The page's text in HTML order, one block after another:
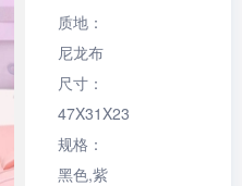
质地：
尼龙布
尺寸：
47X31X23
规格：
黑色,紫